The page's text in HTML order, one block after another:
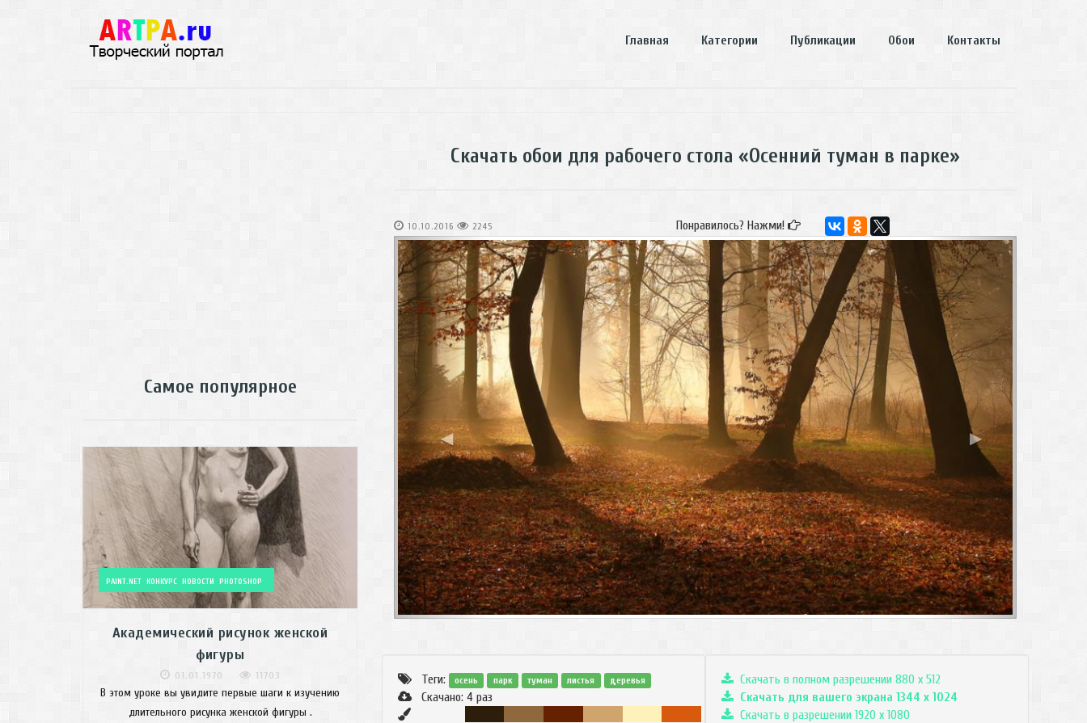
Главная Категории Публикации Обои Контакты
Скачать обои для рабочего стола «Осенний туман в парке»
10.10.2016 2245 Понравилось? Нажми!
◀ ▶
Теги: осень парк туман листья деревья
Скачано: 4 раз
Скачать в полном разрешении 880 x 512
Скачать для вашего экрана 1344 x 1024
Скачать в разрешении 1920 x 1080
Самое популярное
PAINT.NET КОНКУРС НОВОСТИ PHOTOSHOP
Академический рисунок женской
фигуры
01.01.1970 11703
В этом уроке вы увидите первые шаги к изучению
длительного рисунка женской фигуры .